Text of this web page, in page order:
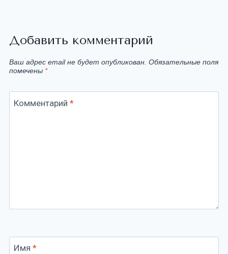
Добавить комментарий
Ваш адрес email не будет опубликован. Обязательные поля
помечены *
Комментарий *
Имя *